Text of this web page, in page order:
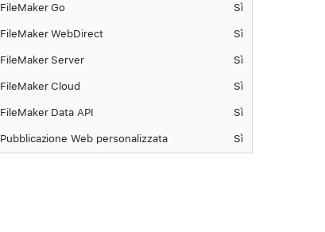
FileMaker Go Sì
FileMaker WebDirect Sì
FileMaker Server Sì
FileMaker Cloud Sì
FileMaker Data API Sì
Pubblicazione Web personalizzata Sì